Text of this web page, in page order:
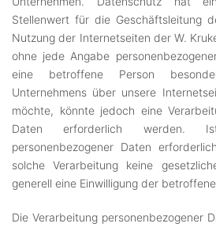
Stellenwert für die Geschäftsleitung
Nutzung der Internetseiten der W.
ohne jede Angabe
eine betroffene Person
Unternehmens über unsere
möchte, könnte jedoch eine
Daten erforderlich werden.
personenbezogener Daten
solche Verarbeitung keine
generell eine Einwilligung der
Die Verarbeitung personenbezogener